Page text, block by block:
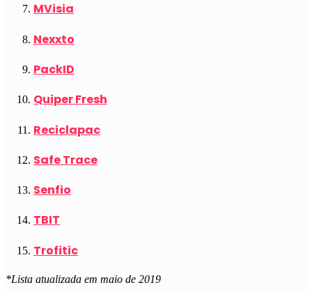
MVisia
Nexxto
PackID
Quiper Fresh
Reciclapac
Safe Trace
Senfio
TBIT
Trofitic
*Lista atualizada em maio de 2019